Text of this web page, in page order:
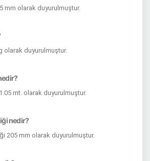
mm olarak duyurulmuştur.
olarak duyurulmuştur.
mt. olarak duyurulmuştur.
nedir?
205 mm olarak duyurulmuştur.